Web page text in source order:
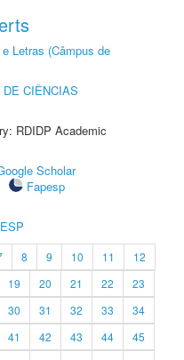
Letras (Câmpus de
DE CIÊNCIAS
RDIDP Academic
Scholar
Fapesp
8 9 10 11
12
19 20 21 22
23
30 31 32 33
34
41 42 43 44
45